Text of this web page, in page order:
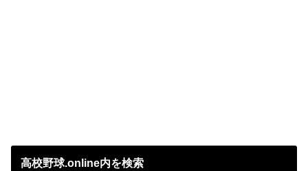
高校野球.online内を検索